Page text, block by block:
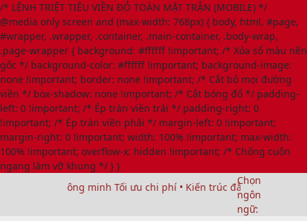
/* LỆNH TRIỆT TIÊU VIỀN ĐỎ TOÀN MẶT TRẬN (MOBILE) */
@media only screen and (max-width: 768px) { body, html, #page,
#wrapper, .wrapper, .container, .main-container, .body-wrap,
.page-wrapper { background: #ffffff !important; /* Xóa sổ màu nền
gốc */ background-color: #ffffff !important; background-image:
none !important; border: none !important; /* Cắt bỏ mọi đường
viền */ box-shadow: none !important; /* Cắt bóng đổ */ padding-
left: 0 !important; /* Ép tràn viền trái */ padding-right: 0
!important; /* Ép tràn viền phải */ margin-left: 0 !important;
margin-right: 0 !important; width: 100% !important; max-width:
100% !important; overflow-x: hidden !important; /* Chống cuộn
ngang làm vỡ khung */ } }
hàng rào thông minh Tối ưu chi phí • Kiến trúc đẳng cấp • Bền
Chọn
ngôn
ngữ: